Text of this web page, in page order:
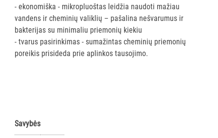
Kiti
APSAUGOS
PRIEMONĖS
ĮRANGA
- ekonomiška - mikropluoštas leidžia naudoti mažiau
vandens ir cheminių valiklių – pašalina nešvarumus ir
bakterijas su minimaliu priemonių kiekiu
- tvarus pasirinkimas - sumažintas cheminių priemonių
poreikis prisideda prie aplinkos tausojimo.
Savybės